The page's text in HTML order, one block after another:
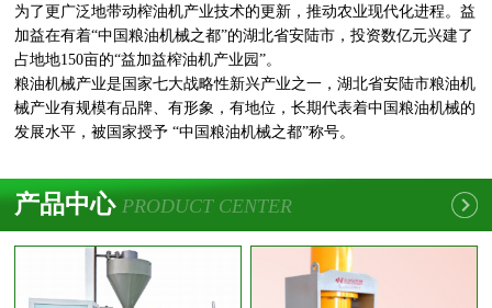
为了更广泛地带动榨油机产业技术的更新，推动农业现代化进程。益
加益在有着“中国粮油机械之都”的湖北省安陆市，投资数亿元兴建了
占地地150亩的“益加益榨油机产业园”。
粮油机械产业是国家七大战略性新兴产业之一，湖北省安陆市粮油机
械产业有规模有品牌、有形象，有地位，长期代表着中国粮油机械的
发展水平，被国家授予 “中国粮油机械之都”称号。
产品中心 PRODUCT CENTER